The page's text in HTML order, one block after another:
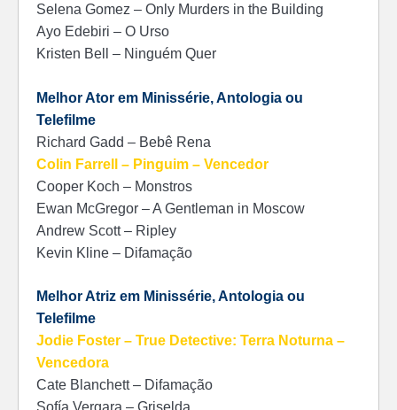
Selena Gomez – Only Murders in the Building
Ayo Edebiri – O Urso
Kristen Bell – Ninguém Quer
Melhor Ator em Minissérie, Antologia ou
Telefilme
Richard Gadd – Bebê Rena
Colin Farrell – Pinguim – Vencedor
Cooper Koch – Monstros
Ewan McGregor – A Gentleman in Moscow
Andrew Scott – Ripley
Kevin Kline – Difamação
Melhor Atriz em Minissérie, Antologia ou
Telefilme
Jodie Foster – True Detective: Terra Noturna –
Vencedora
Cate Blanchett – Difamação
Sofía Vergara – Griselda